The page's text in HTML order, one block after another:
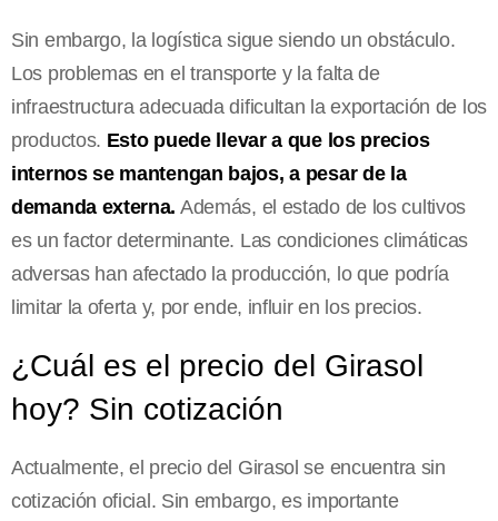
Sin embargo, la logística sigue siendo un obstáculo.
Los problemas en el transporte y la falta de
infraestructura adecuada dificultan la exportación de los
productos. Esto puede llevar a que los precios
internos se mantengan bajos, a pesar de la
demanda externa. Además, el estado de los cultivos
es un factor determinante. Las condiciones climáticas
adversas han afectado la producción, lo que podría
limitar la oferta y, por ende, influir en los precios.
¿Cuál es el precio del Girasol
hoy? Sin cotización
Actualmente, el precio del Girasol se encuentra sin
cotización oficial. Sin embargo, es importante